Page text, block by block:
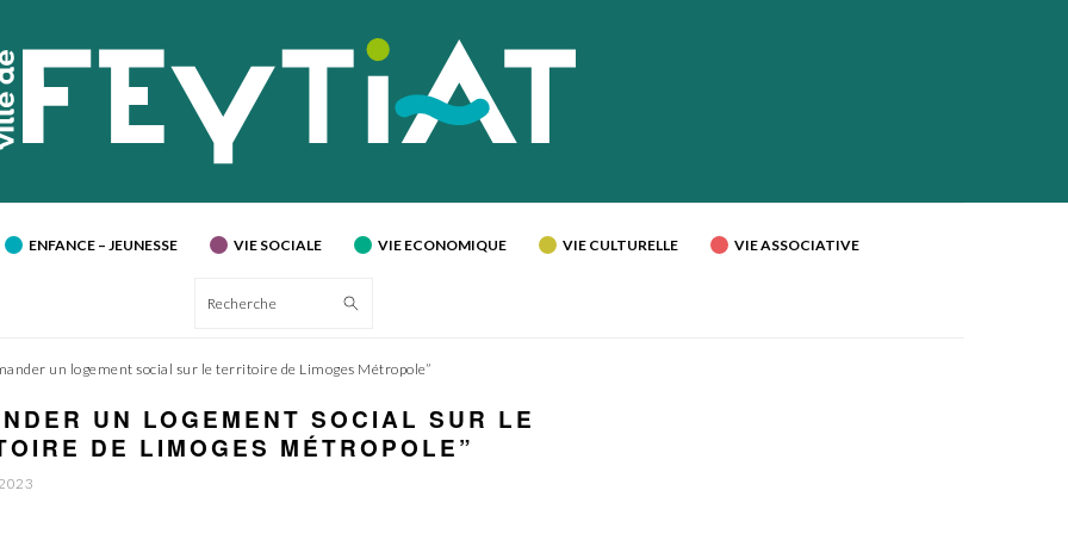
ENFANCE – JEUNESSE VIE SOCIALE VIE ECONOMIQUE VIE CULTURELLE VIE ASSOCIATIVE
Recherche
un logement social sur le territoire de Limoges Métropole”
UN LOGEMENT SOCIAL SUR LE
DE LIMOGES MÉTROPOLE”